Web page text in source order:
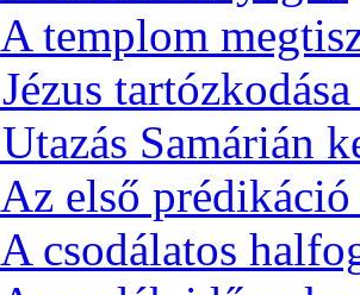
templom
Samárián
első
csodálatos